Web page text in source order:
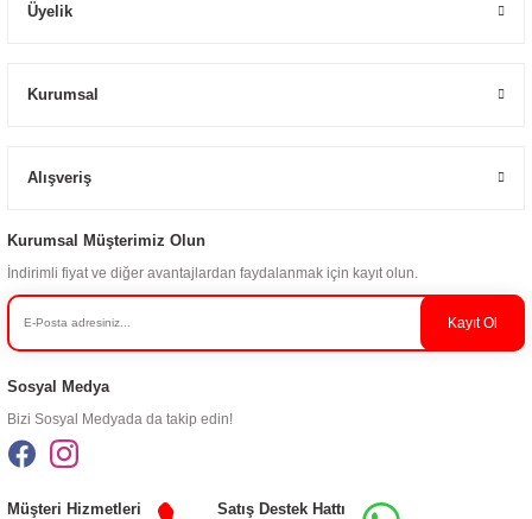
Üyelik
Kurumsal
Alışveriş
Kurumsal Müşterimiz Olun
İndirimli fiyat ve diğer avantajlardan faydalanmak için kayıt olun.
Kayıt Ol
Sosyal Medya
Bizi Sosyal Medyada da takip edin!
Müşteri Hizmetleri Satış Destek Hattı